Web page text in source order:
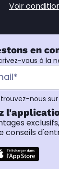
Voir
en
vous à la
nous sur
conseils